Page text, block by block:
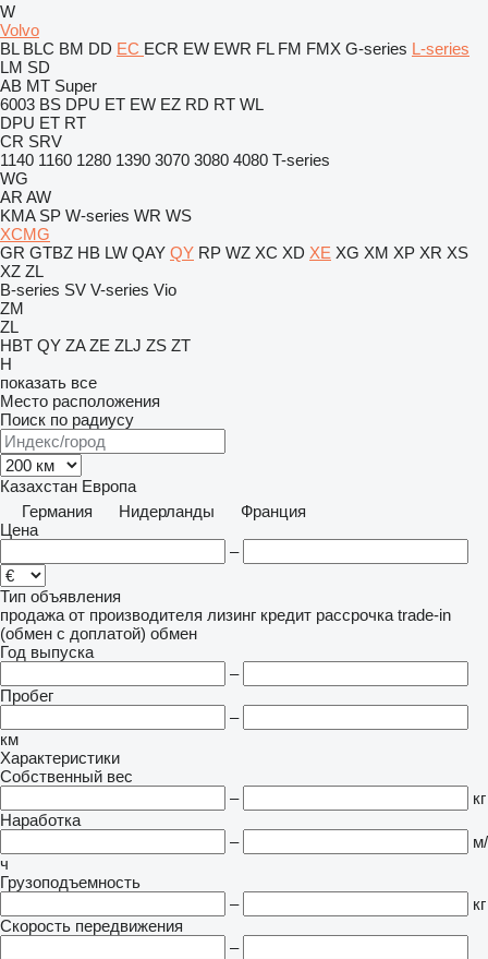
W
Volvo
BL BLC BM DD EC ECR EW EWR FL FM FMX G-series L-series
LM SD
AB MT Super
6003 BS DPU ET EW EZ RD RT WL
DPU ET RT
CR SRV
1140 1160 1280 1390 3070 3080 4080 T-series
WG
AR AW
KMA SP W-series WR WS
XCMG
GR GTBZ HB LW QAY QY RP WZ XC XD XE XG XM XP XR XS
XZ ZL
B-series SV V-series Vio
ZM
ZL
HBT QY ZA ZE ZLJ ZS ZT
H
показать все
Место расположения
Поиск по радиусу
Казахстан Европа
Германия
Нидерланды
Франция
Цена
–
Тип объявления
продажа от производителя лизинг кредит рассрочка trade-in
(обмен с доплатой) обмен
Год выпуска
–
Пробег
–
км
Характеристики
Собственный вес
–
кг
Наработка
–
м/
ч
Грузоподъемность
–
кг
Скорость передвижения
–